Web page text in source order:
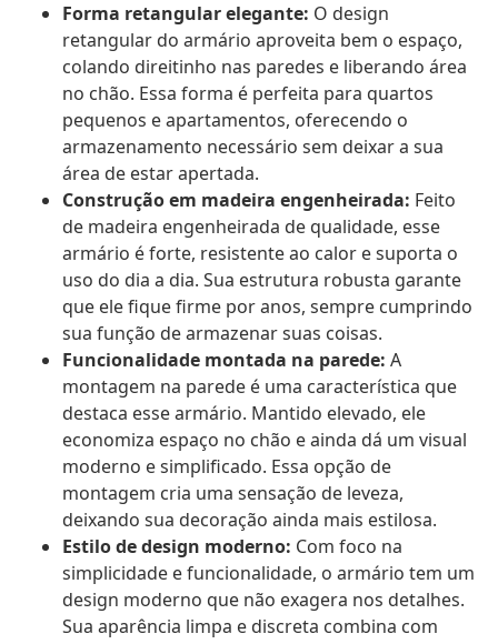
Forma retangular elegante: O design
retangular do armário aproveita bem o espaço,
colando direitinho nas paredes e liberando área
no chão. Essa forma é perfeita para quartos
pequenos e apartamentos, oferecendo o
armazenamento necessário sem deixar a sua
área de estar apertada.
Construção em madeira engenheirada: Feito
de madeira engenheirada de qualidade, esse
armário é forte, resistente ao calor e suporta o
uso do dia a dia. Sua estrutura robusta garante
que ele fique firme por anos, sempre cumprindo
sua função de armazenar suas coisas.
Funcionalidade montada na parede: A
montagem na parede é uma característica que
destaca esse armário. Mantido elevado, ele
economiza espaço no chão e ainda dá um visual
moderno e simplificado. Essa opção de
montagem cria uma sensação de leveza,
deixando sua decoração ainda mais estilosa.
Estilo de design moderno: Com foco na
simplicidade e funcionalidade, o armário tem um
design moderno que não exagera nos detalhes.
Sua aparência limpa e discreta combina com